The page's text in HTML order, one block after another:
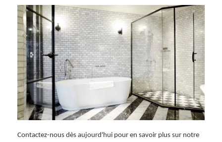
Contactez-nous dès aujourd'hui pour en savoir plus sur notre